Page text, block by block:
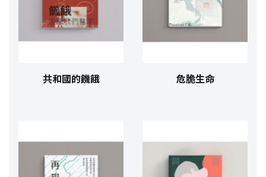
共和國的饑餓 危脆生命